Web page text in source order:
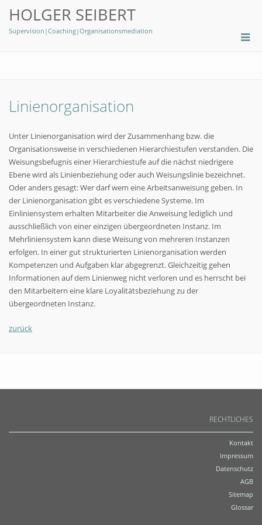
HOLGER SEIBERT
Supervision|Coaching|Organisationsmediation
Linienorganisation
Unter Linienorganisation wird der Zusammenhang bzw. die
Organisationsweise in verschiedenen Hierarchiestufen verstanden. Die
Weisungsbefugnis einer Hierarchiestufe auf die nächst niedrigere
Ebene wird als Linienbeziehung oder auch Weisungslinie bezeichnet.
Oder anders gesagt: Wer darf wem eine Arbeitsanweisung geben. In
der Linienorganisation gibt es verschiedene Systeme. Im
Einliniensystem erhalten Mitarbeiter die Anweisung lediglich und
ausschließlich von einer einzigen übergeordneten Instanz. Im
Mehrliniensystem kann diese Weisung von mehreren Instanzen
erfolgen. In einer gut strukturierten Linienorganisation werden
Kompetenzen und Aufgaben klar abgegrenzt. Gleichzeitig gehen
Informationen auf dem Linienweg nicht verloren und es herrscht bei
den Mitarbeitern eine klare Loyalitätsbeziehung zu der
übergeordneten Instanz.
zurück
RECHTLICHES
Kontakt
Impressum
Datenschutz
AGB
Sitemap
Glossar